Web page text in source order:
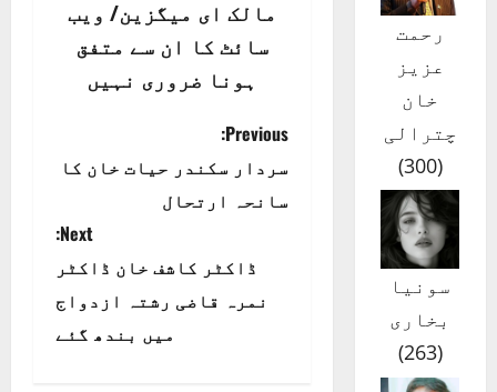
مالک ای میگزین/ ویب
سائٹ کا ان سے متفق
ہونا ضروری نہیں
P
o
Previous:
سردار سکندر حیات خان کا
سانحہ ارتحال
Next:
ڈاکٹر کاشف خان ڈاکٹر
نمرہ قاضی رشتہ ازدواج
میں بندھ گئے
رحمت
عزیز
خان
چترالی
(
300
)
سونیا
بخاری
(
263
)